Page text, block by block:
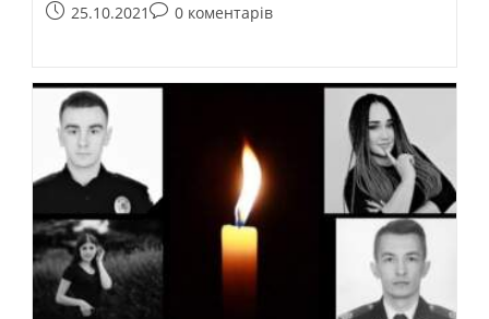
25.10.2021 0 коментарів